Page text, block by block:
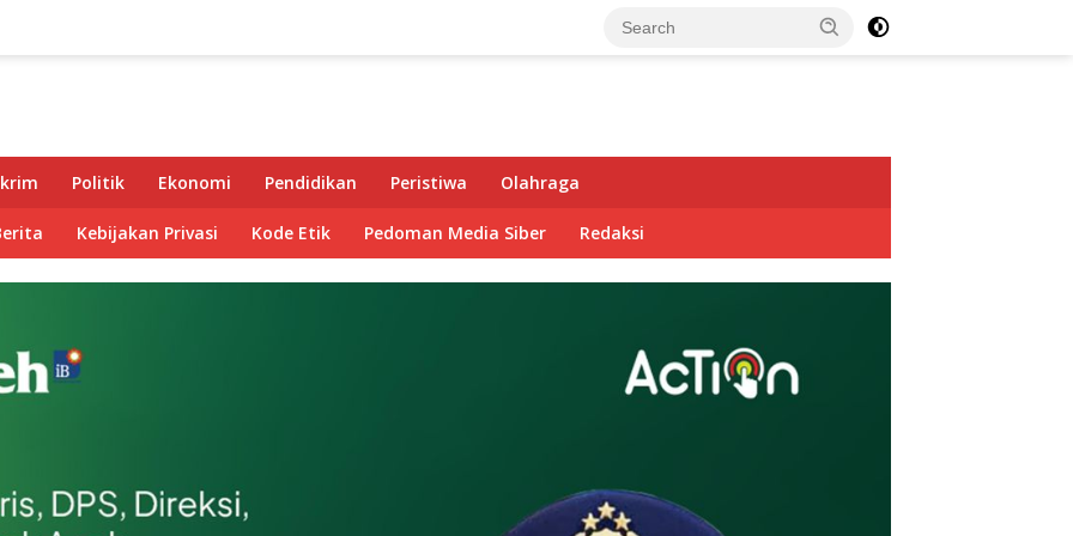
Politik Ekonomi Pendidikan Peristiwa Olahraga
Kebijakan Privasi Kode Etik Pedoman Media Siber Redaksi